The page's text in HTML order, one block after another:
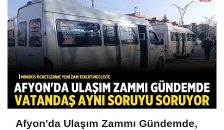
Afyon'da Ulaşım Zammı Gündemde,